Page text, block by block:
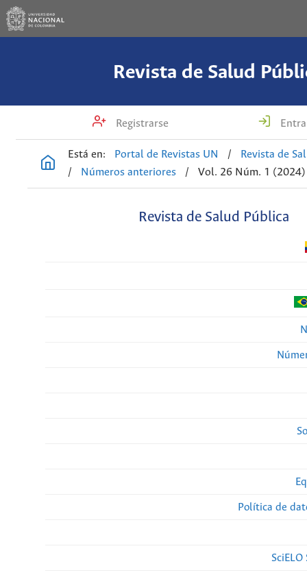
Revista de Salud
Registrarse
Está en: Portal de Revistas UN /
Revista de
/
Números anteriores / Vol. 26 Núm. 1 (2024)
Revista de Salud Pública
Política de